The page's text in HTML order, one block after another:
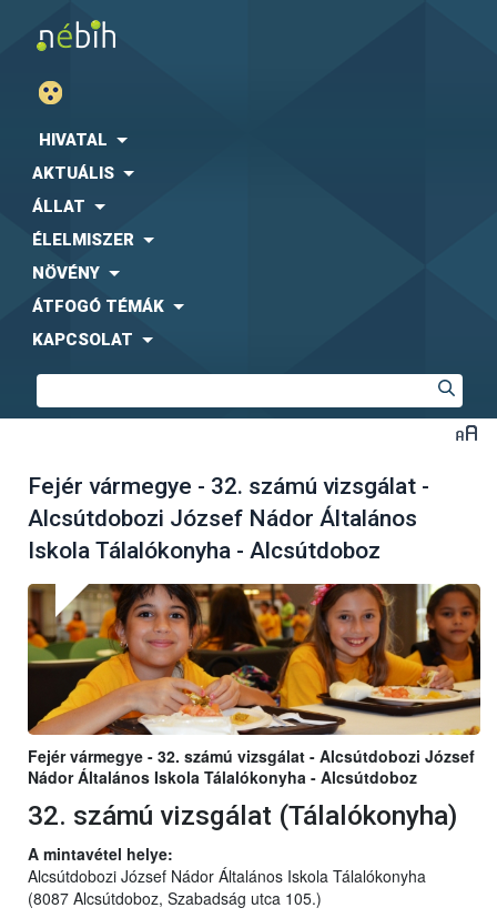
HIVATAL
AKTUÁLIS
ÁLLAT
ÉLELMISZER
NÖVÉNY
ÁTFOGÓ TÉMÁK
KAPCSOLAT
Fejér vármegye - 32. számú vizsgálat -
Alcsútdobozi József Nádor Általános
Iskola Tálalókonyha - Alcsútdoboz
Fejér vármegye - 32. számú vizsgálat - Alcsútdobozi József
Nádor Általános Iskola Tálalókonyha - Alcsútdoboz
32. számú vizsgálat (Tálalókonyha)
A mintavétel helye:
Alcsútdobozi József Nádor Általános Iskola Tálalókonyha
(8087 Alcsútdoboz, Szabadság utca 105.)